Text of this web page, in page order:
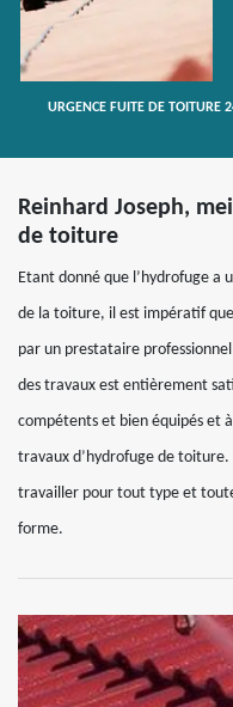
URGENCE FUITE DE TOITURE
Reinhard Joseph,
de toiture
Etant donné que l’hydrofuge a
de la toiture, il est impératif
par un prestataire
des travaux est entièrement
compétents et bien équipés et
travaux d’hydrofuge de toiture.
travailler pour tout type et
forme.